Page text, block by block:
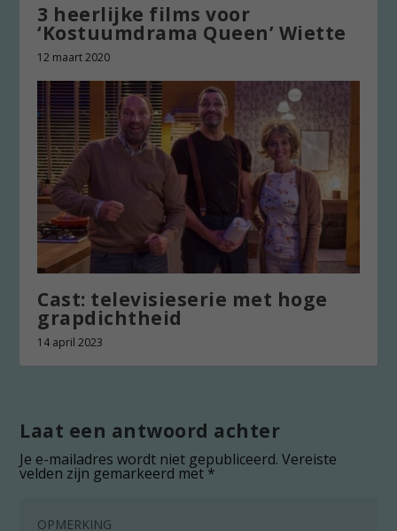
3 heerlijke films voor
‘Kostuumdrama Queen’ Wiette
12 maart 2020
Cast: televisieserie met hoge
grapdichtheid
14 april 2023
Laat een antwoord achter
Je e-mailadres wordt niet gepubliceerd. Vereiste
velden zijn gemarkeerd met*